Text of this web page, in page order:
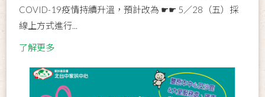
COVID-19疫情持續升溫，預計改為 ☛☛ 5／28（五）採
線上方式進行...
了解更多